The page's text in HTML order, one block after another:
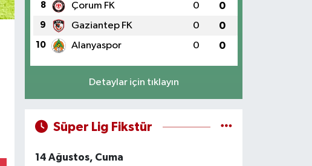
8 Çorum FK 0 0
9 Gaziantep FK 0 0
10 Alanyaspor 0 0
Detaylar için tıklayın
Süper Lig Fikstür
14 Ağustos, Cuma